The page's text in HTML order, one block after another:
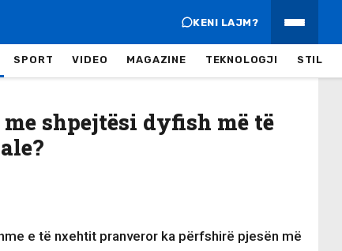
KENI LAJM?
SPORT VIDEO MAGAZINE TEKNOLOGJI STIL
shpejtësi dyfish më të
e të nxehtit pranveror ka përfshirë pjesën më